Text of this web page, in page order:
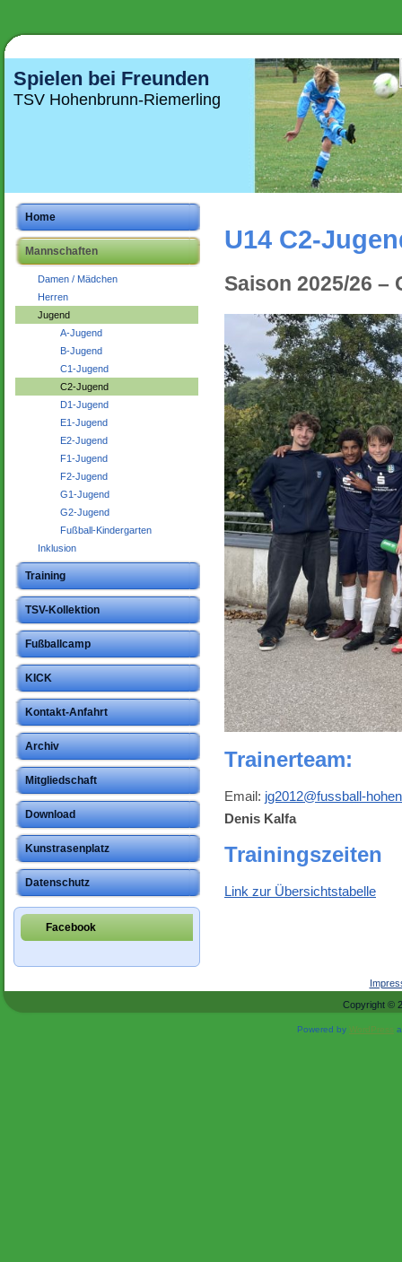
Spielen bei Freunden
TSV Hohenbrunn-Riemerling
Home
Mannschaften
Damen / Mädchen
Herren
Jugend
A-Jugend
B-Jugend
C1-Jugend
C2-Jugend
D1-Jugend
E1-Jugend
E2-Jugend
F1-Jugend
F2-Jugend
G1-Jugend
G2-Jugend
Fußball-Kindergarten
Inklusion
Training
TSV-Kollektion
Fußballcamp
KICK
Kontakt-Anfahrt
Archiv
Mitgliedschaft
Download
Kunstrasenplatz
Datenschutz
Facebook
U14 C2-
Saison 2025/26 –
Trainerteam:
Email: jg2012@fussball-
Denis Kalfa
Trainingszeiten
Link zur Übersichtstabelle
Copyright ©
Powered by WordPress